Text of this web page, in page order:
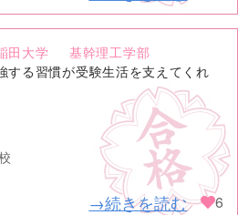
田大学
基幹理工学部
する習慣が受験生活を支えてくれ
→続きを読む 6